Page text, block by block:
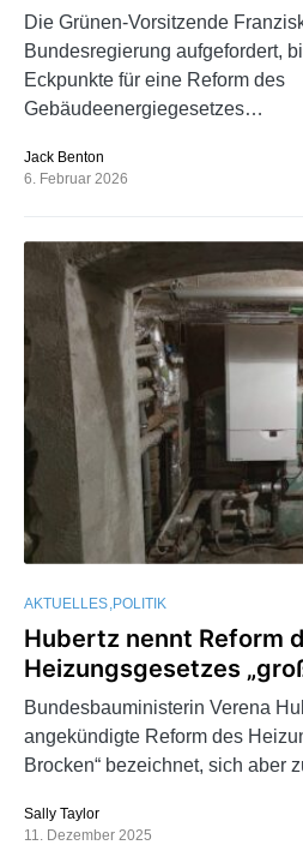
Die Grünen-Vorsitzende
Bundesregierung aufgefordert,
Eckpunkte für eine Reform des
Gebäudeenergiegesetzes…
Jack Benton
6. Februar 2026
AKTUELLES POLITIK
Hubertz nennt Reform
Heizungsgesetzes
Bundesbauministerin Verena
angekündigte Reform des
Brocken“ bezeichnet, sich aber
Sally Taylor
11. Dezember 2025